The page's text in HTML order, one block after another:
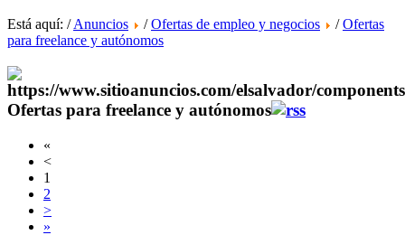
Está aquí: /Anuncios /Ofertas de empleo y negocios /Ofertas
para freelance y autónomos
Ofertas para freelance y autónomos
«
<
1
2
>
»